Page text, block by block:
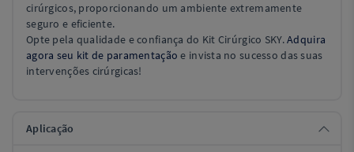
cirúrgicos, proporcionando um ambiente extremamente
seguro e eficiente.
Opte pela qualidade e confiança do Kit Cirúrgico SKY.Adquira
agora seu kit de paramentação e invista no sucesso das suas
intervenções cirúrgicas!
Aplicação